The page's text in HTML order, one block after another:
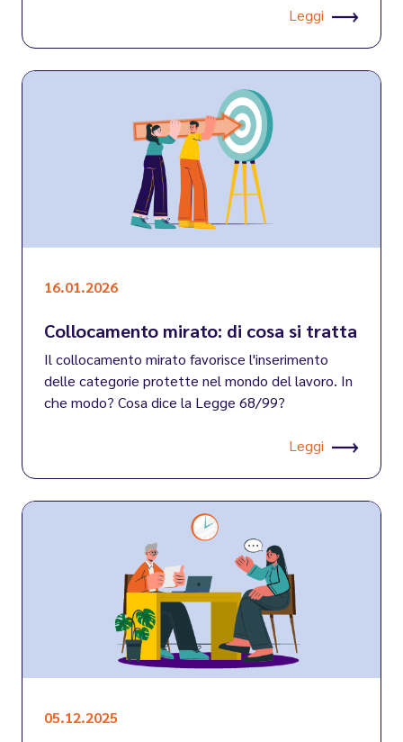
Leggi
16.01.2026
Collocamento mirato: di cosa si tratta
Il collocamento mirato favorisce l'inserimento
delle categorie protette nel mondo del lavoro. In
che modo? Cosa dice la Legge 68/99?
Leggi
05.12.2025